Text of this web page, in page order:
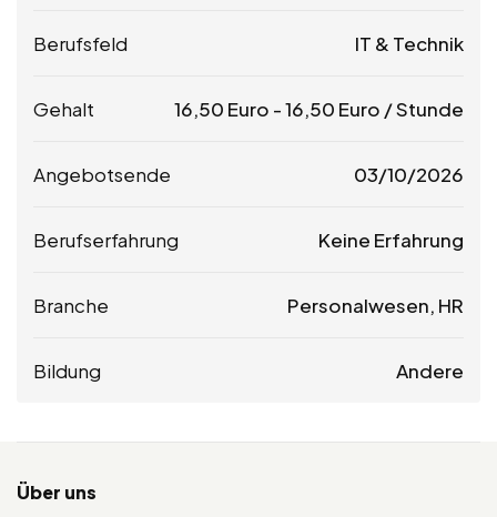
Berufsfeld IT & Technik
Gehalt 16,50 Euro -16,50 Euro / Stunde
Angebotsende 03/10/2026
Berufserfahrung Keine Erfahrung
Branche Personalwesen, HR
Bildung Andere
Über uns